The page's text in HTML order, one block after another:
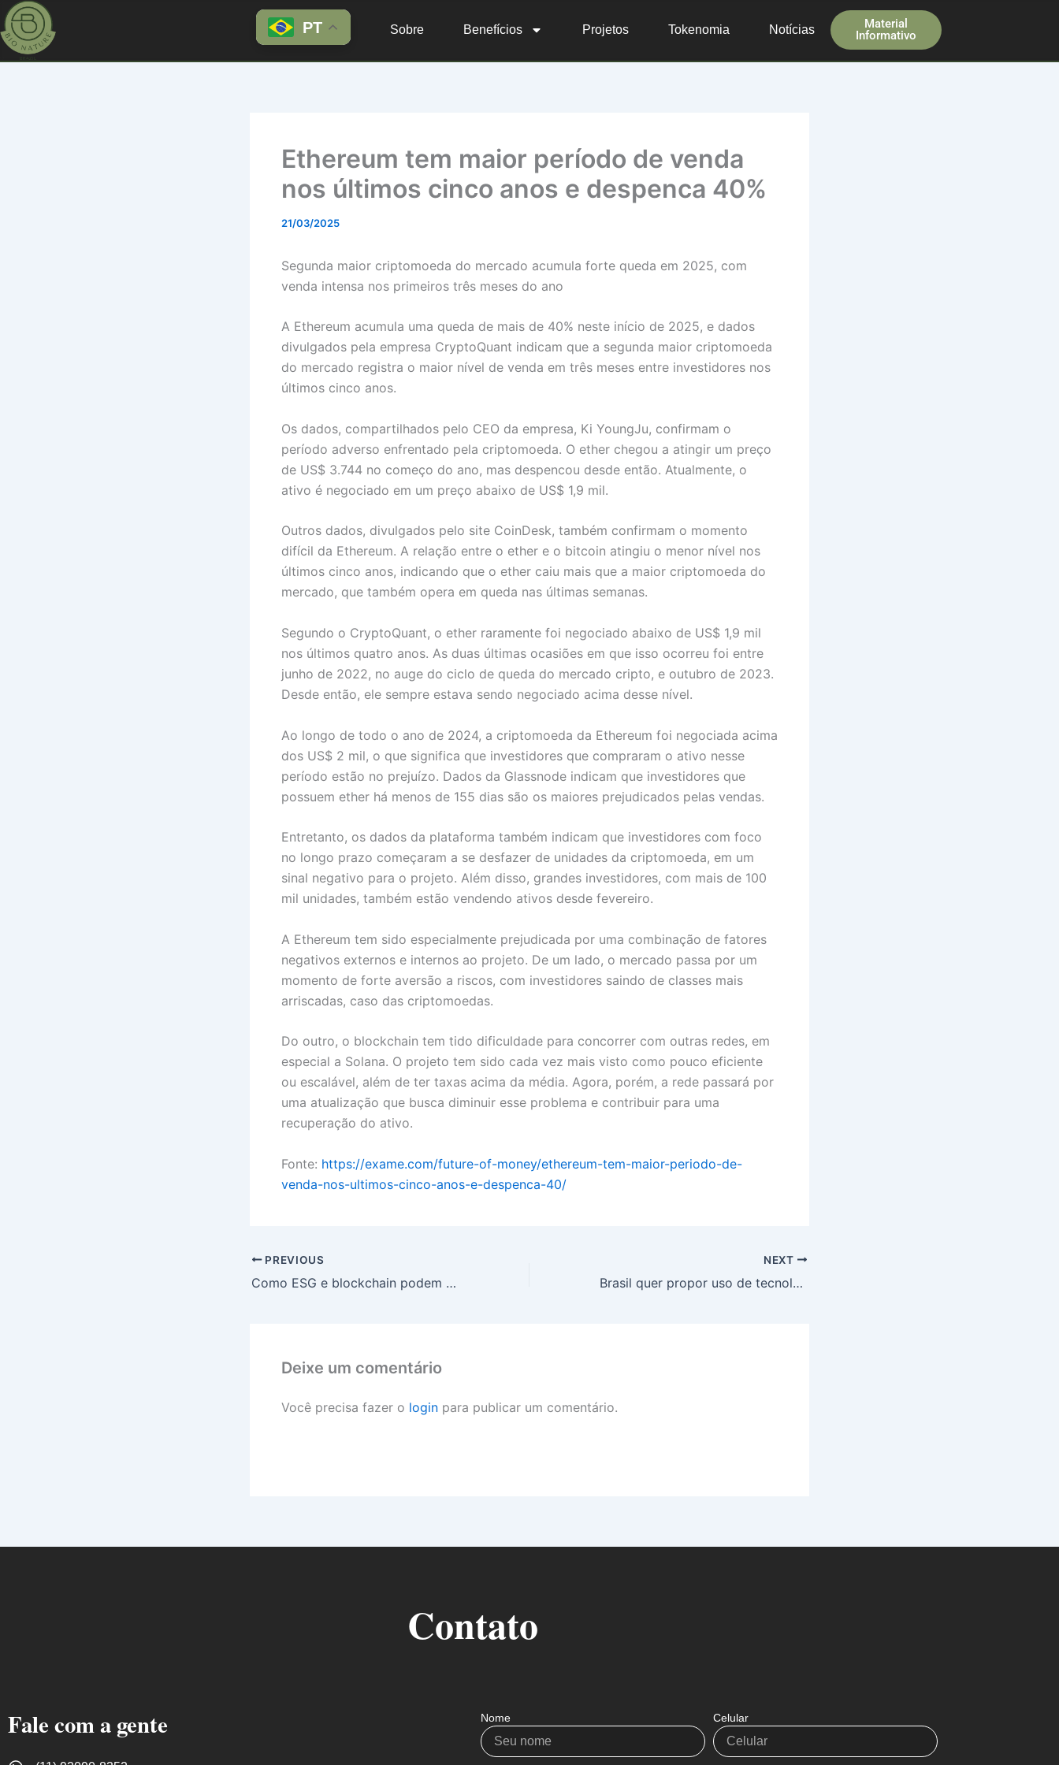
para
PT Sobre Benefícios Projetos Tokenomia Notícias
Material
Informativo
Ethereum tem maior período de venda
nos últimos cinco anos e despenca 40%
21/03/2025
Segunda maior criptomoeda do mercado acumula forte queda em 2025, com
venda intensa nos primeiros três meses do ano
A Ethereum acumula uma queda de mais de 40% neste início de 2025, e dados
divulgados pela empresa CryptoQuant indicam que a segunda maior criptomoeda
do mercado registra o maior nível de venda em três meses entre investidores nos
últimos cinco anos.
Os dados, compartilhados pelo CEO da empresa, Ki YoungJu, confirmam o
período adverso enfrentado pela criptomoeda. O ether chegou a atingir um preço
de US$ 3.744 no começo do ano, mas despencou desde então. Atualmente, o
ativo é negociado em um preço abaixo de US$ 1,9 mil.
Outros dados, divulgados pelo site CoinDesk, também confirmam o momento
difícil da Ethereum. A relação entre o ether e o bitcoin atingiu o menor nível nos
últimos cinco anos, indicando que o ether caiu mais que a maior criptomoeda do
mercado, que também opera em queda nas últimas semanas.
Segundo o CryptoQuant, o ether raramente foi negociado abaixo de US$ 1,9 mil
nos últimos quatro anos. As duas últimas ocasiões em que isso ocorreu foi entre
junho de 2022, no auge do ciclo de queda do mercado cripto, e outubro de 2023.
Desde então, ele sempre estava sendo negociado acima desse nível.
Ao longo de todo o ano de 2024, a criptomoeda da Ethereum foi negociada acima
dos US$ 2 mil, o que significa que investidores que compraram o ativo nesse
período estão no prejuízo. Dados da Glassnode indicam que investidores que
possuem ether há menos de 155 dias são os maiores prejudicados pelas vendas.
Entretanto, os dados da plataforma também indicam que investidores com foco
no longo prazo começaram a se desfazer de unidades da criptomoeda, em um
sinal negativo para o projeto. Além disso, grandes investidores, com mais de 100
mil unidades, também estão vendendo ativos desde fevereiro.
A Ethereum tem sido especialmente prejudicada por uma combinação de fatores
negativos externos e internos ao projeto. De um lado, o mercado passa por um
momento de forte aversão a riscos, com investidores saindo de classes mais
arriscadas, caso das criptomoedas.
Do outro, o blockchain tem tido dificuldade para concorrer com outras redes, em
especial a Solana. O projeto tem sido cada vez mais visto como pouco eficiente
ou escalável, além de ter taxas acima da média. Agora, porém, a rede passará por
uma atualização que busca diminuir esse problema e contribuir para uma
recuperação do ativo.
Fonte: https://exame.com/future-of-money/ethereum-tem-maior-periodo-de-
venda-nos-ultimos-cinco-anos-e-despenca-40/
PREVIOUS
Como ESG e blockchain podem estar na costura de um agro mais sustentável
NEXT
Brasil quer propor uso de tecnologia blockchain no comércio entre países do Brics
Deixe um comentário
Você precisa fazer o login para publicar um comentário.
Contato
Fale com a gente Nome Celular